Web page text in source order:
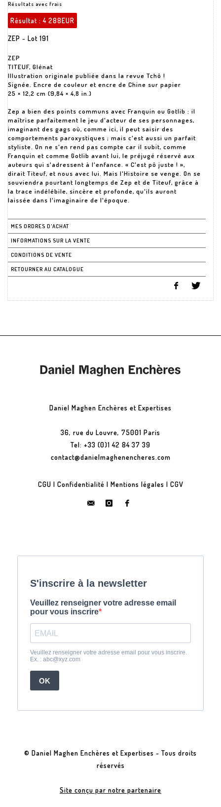
Résultats avec frais
Résultat :4 288EUR
ZEP - Lot 191
ZEP
TITEUF, Glénat
Illustration originale publiée dans la revue Tchô !
Signée. Encre de couleur et encre de Chine sur papier
25 × 12,2 cm (9,84 × 4,8 in.)
Zep a bien des points communs avec Franquin ou Gotlib : il
maîtrise parfaitement le jeu d'acteur de ses personnages,
imaginant des gags où, comme ici, il peut saisir des
comportements paroxystiques ; mais c'est aussi un parfait
styliste. On ne s'en rend pas compte car il subit, comme
Franquin et comme Gotlib avant lui, le préjugé réservé aux
auteurs qui s'adressent à l'enfance. « C'est pô juste ! »,
dirait Titeuf, et nous avec lui. Mais l'Histoire se venge. On se
souviendra pourtant longtemps de Zep et de Titeuf, grâce à
la trace indélébile, sincère et profonde, qu'ils auront
laissée dans l'imaginaire de l'époque.
MES ORDRES D'ACHAT
INFORMATIONS SUR LA VENTE
CONDITIONS DE VENTE
RETOURNER AU CATALOGUE
Daniel Maghen Enchères et Expertises
36, rue du Louvre, 75001 Paris
Tel: +33 (0)1 42 84 37 39
contact@danielmaghenencheres.com
CGU | Confidentialité | Mentions légales | CGV
© Daniel Maghen Enchères et Expertises - Tous droits
réservés
Site conçu par notre partenaire